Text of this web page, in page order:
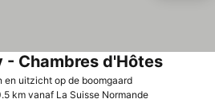
en uitzicht op de boomgaard
- Chambres d'Hôtes
km vanaf La Suisse Normande